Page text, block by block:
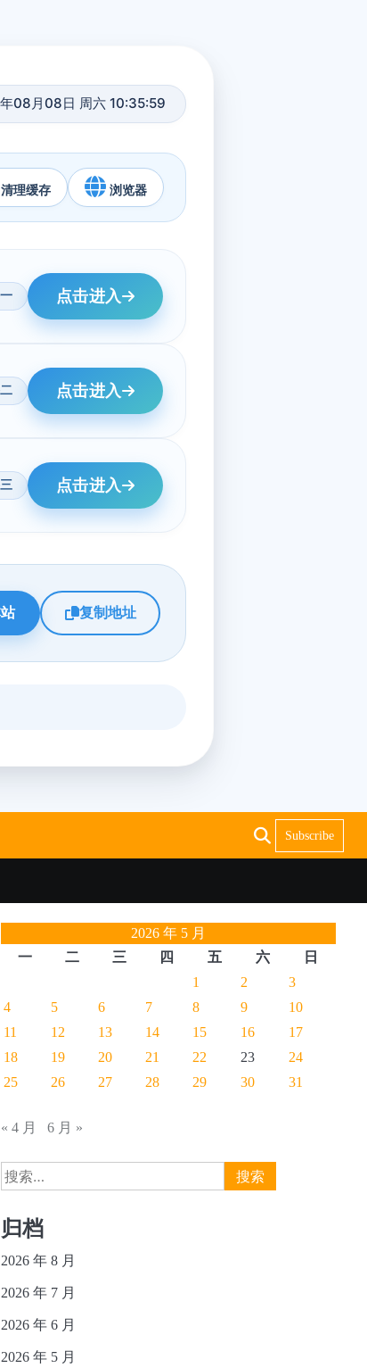
Subscribe
2026 年 5 月
一
二 三 四 五 六
日
1
2
3
4
5 6 7 8 9
10
11
12 13 14 15 16
17
18
19 20 21 22 23
24
25
26 27 28 29 30 31
« 4 月 6 月 »
搜
索：
归档
2026 年 8 月
2026 年 7 月
2026 年 6 月
2026 年 5 月